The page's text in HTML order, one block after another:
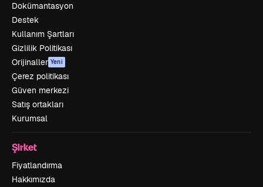
Dokümantasyon
Destek
Kullanım Şartları
Gizlilik Politikası
Orijinaller Yeni
Çerez politikası
Güven merkezi
Satış ortakları
Kurumsal
Şirket
Fiyatlandırma
Hakkımızda